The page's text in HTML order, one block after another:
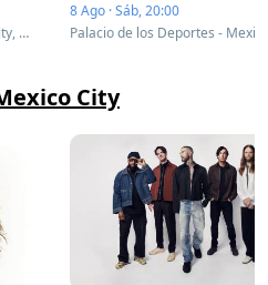
Palacio de los Deportes - Mexico City, Mexico
8 Ago · Sáb, 20:00
City